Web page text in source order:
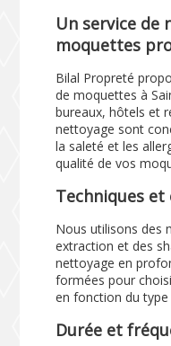
Un service de
moquettes
Bilal Propreté
de moquettes à
bureaux, hôtels et
nettoyage sont
la saleté et les
qualité de vos
Techniques
Nous utilisons des
extraction et des
nettoyage en
formées pour
en fonction du
Durée et